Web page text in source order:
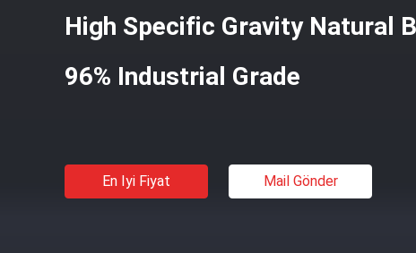
High Specific Gravity Natural
96% Industrial Grade
En Iyi Fiyat Mail Gönder